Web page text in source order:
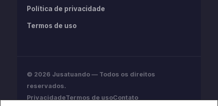
Política de privacidade
Termos de uso
© 2026 Jusatuando — Todos os direitos
reservados.
PrivacidadeTermos de usoContato